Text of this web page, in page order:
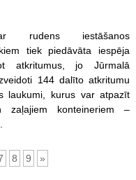
rudens iestāšanos
tiek piedāvāta iespēja
atkritumus, jo Jūrmalā
144 dalīto atkritumu
laukumi, kurus var atpazīt
zaļajiem konteineriem –
8 9 »